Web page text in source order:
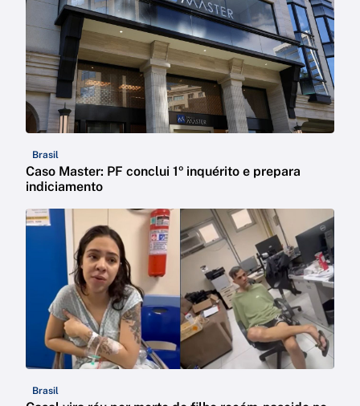
Brasil
Caso Master: PF conclui 1º inquérito e prepara
indiciamento
Brasil